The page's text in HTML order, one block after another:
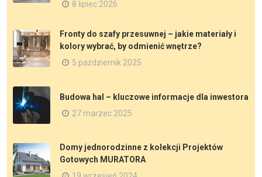
8 lipiec 2026
Fronty do szafy przesuwnej – jakie materiały i
kolory wybrać, by odmienić wnętrze?
5 październik 2025
Budowa hal – kluczowe informacje dla inwestora
27 marzec 2025
Domy jednorodzinne z kolekcji Projektów
Gotowych MURATORA